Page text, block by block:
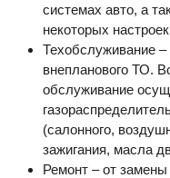
системах авто, а
некоторых настроек
Техобслуживание –
внепланового ТО.
обслуживание
(салонного,
зажигания, масла
Ремонт – от